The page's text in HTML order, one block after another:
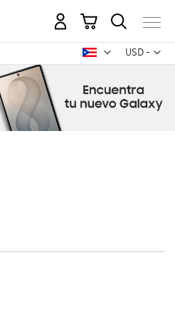
USD -
dólar
Mi carrito